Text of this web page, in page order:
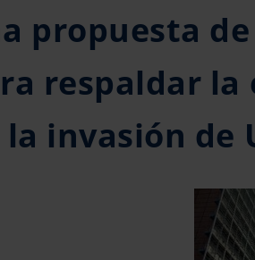
propuesta
respaldar
la invasión de